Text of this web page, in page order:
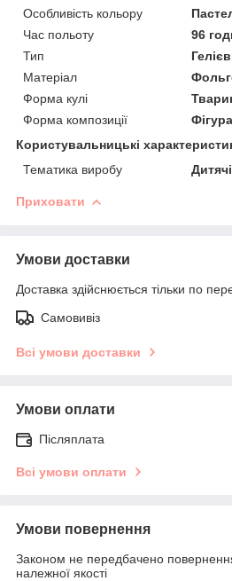
Особливість кольору
Час польоту
96
Тип
Матеріал
Форма кулі
Форма композиції
Фігура
Користувальницькі
Тематика виробу
Дитячі
Приховати
Умови доставки
Доставка здійснюється тільки по
Самовивіз
Всі умови доставки
Умови оплати
Післяплата
Всі умови оплати
Умови повернення
Законом не передбачено
належної якості